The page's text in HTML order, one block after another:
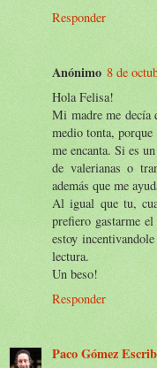
Responder
Anónimo 8 de
Hola Felisa!
Mi madre me decía
medio tonta,
me encanta. Si es
de valerianas o
además que me
Al igual que tu,
prefiero gastarme
estoy
lectura.
Un beso!
Responder
Paco Gómez